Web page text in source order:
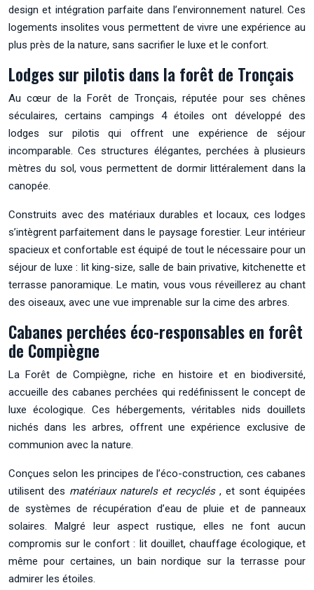
design et intégration parfaite dans l’environnement naturel. Ces
logements insolites vous permettent de vivre une expérience au
plus près de la nature, sans sacrifier le luxe et le confort.
Lodges sur pilotis dans la forêt de Tronçais
Au cœur de la Forêt de Tronçais, réputée pour ses chênes
séculaires, certains campings 4 étoiles ont développé des
lodges sur pilotis qui offrent une expérience de séjour
incomparable. Ces structures élégantes, perchées à plusieurs
mètres du sol, vous permettent de dormir littéralement dans la
canopée.
Construits avec des matériaux durables et locaux, ces lodges
s’intègrent parfaitement dans le paysage forestier. Leur intérieur
spacieux et confortable est équipé de tout le nécessaire pour un
séjour de luxe : lit king-size, salle de bain privative, kitchenette et
terrasse panoramique. Le matin, vous vous réveillerez au chant
des oiseaux, avec une vue imprenable sur la cime des arbres.
Cabanes perchées éco-responsables en forêt
de Compiègne
La Forêt de Compiègne, riche en histoire et en biodiversité,
accueille des cabanes perchées qui redéfinissent le concept de
luxe écologique. Ces hébergements, véritables nids douillets
nichés dans les arbres, offrent une expérience exclusive de
communion avec la nature.
Conçues selon les principes de l’éco-construction, ces cabanes
utilisent des matériaux naturels et recyclés , et sont équipées
de systèmes de récupération d’eau de pluie et de panneaux
solaires. Malgré leur aspect rustique, elles ne font aucun
compromis sur le confort : lit douillet, chauffage écologique, et
même pour certaines, un bain nordique sur la terrasse pour
admirer les étoiles.